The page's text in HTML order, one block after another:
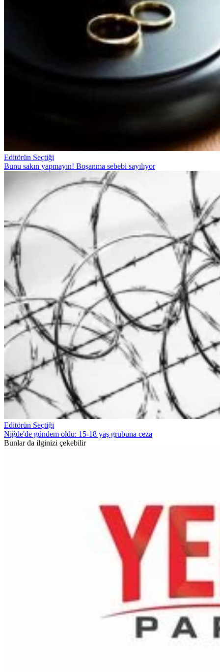
Editörün Seçtiği
Bunu sakın yapmayın! Boşanma sebebi sayılıyor
Editörün Seçtiği
Niğde'de gündem oldu: 15-18 yaş grubuna ceza
Bunlar da ilginizi çekebilir